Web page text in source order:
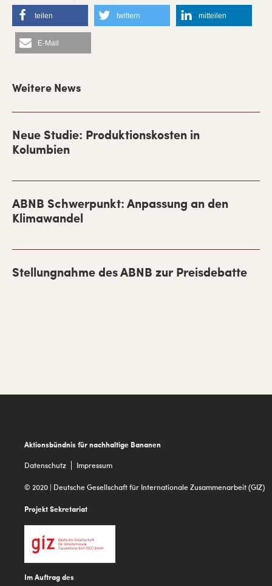
teilen twittern mitteilen
E-Mail
Weitere News
Neue Studie: Produktionskosten in
Kolumbien
ABNB Schwerpunkt: Anpassung an den
Klimawandel
Stellungnahme des ABNB zur Preisdebatte
Footer
Aktionsbündnis für nachhaltige Bananen
Datenschutz Impressum
© 2020 | Deutsche Gesellschaft für Internationale Zusammenarbeit (GIZ)
Projekt Sekretariat
Im Auftrag des